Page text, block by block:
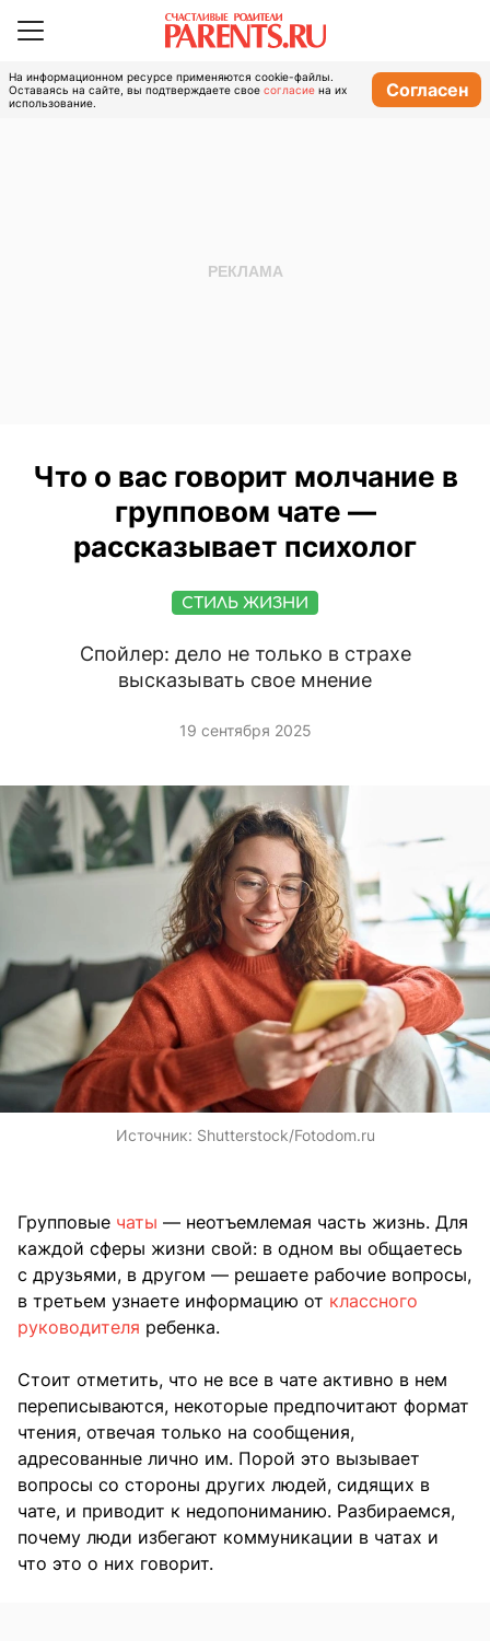
На информационном ресурсе применяются cookie-файлы.
Оставаясь на сайте, вы подтверждаете свое согласие на их
использование.
Согласен
Что о вас говорит молчание в
групповом чате —
рассказывает психолог
СТИЛЬ ЖИЗНИ
Спойлер: дело не только в страхе
высказывать свое мнение
19 сентября 2025
Источник: Shutterstock/Fotodom.ru
Групповые чаты — неотъемлемая часть жизнь. Для
каждой сферы жизни свой: в одном вы общаетесь
с друзьями, в другом — решаете рабочие вопросы,
в третьем узнаете информацию от классного
руководителя ребенка.
Стоит отметить, что не все в чате активно в нем
переписываются, некоторые предпочитают формат
чтения, отвечая только на сообщения,
адресованные лично им. Порой это вызывает
вопросы со стороны других людей, сидящих в
чате, и приводит к недопониманию. Разбираемся,
почему люди избегают коммуникации в чатах и
что это о них говорит.